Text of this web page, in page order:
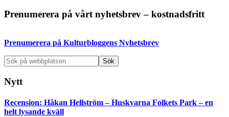
Primärt
Prenumerera på vårt nyhetsbrev – kostnadsfritt
Prenumerera på Kulturbloggens Nyhetsbrev
Sök
på
webbplatsen
Nytt
Recension: Håkan Hellström – Huskvarna Folkets Park – en
helt lysande kväll